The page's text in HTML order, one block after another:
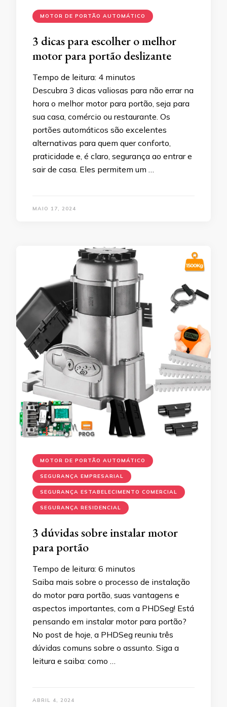
MOTOR DE PORTÃO AUTOMÁTICO
3 dicas para escolher o melhor
motor para portão deslizante
Tempo de leitura: 4 minutos
Descubra 3 dicas valiosas para não errar na
hora o melhor motor para portão, seja para
sua casa, comércio ou restaurante. Os
portões automáticos são excelentes
alternativas para quem quer conforto,
praticidade e, é claro, segurança ao entrar e
sair de casa. Eles permitem um …
MAIO 17, 2024
MOTOR DE PORTÃO AUTOMÁTICO
SEGURANÇA EMPRESARIAL
SEGURANÇA ESTABELECIMENTO COMERCIAL
SEGURANÇA RESIDENCIAL
3 dúvidas sobre instalar motor
para portão
Tempo de leitura: 6 minutos
Saiba mais sobre o processo de instalação
do motor para portão, suas vantagens e
aspectos importantes, com a PHDSeg! Está
pensando em instalar motor para portão?
No post de hoje, a PHDSeg reuniu três
dúvidas comuns sobre o assunto. Siga a
leitura e saiba: como …
ABRIL 4, 2024